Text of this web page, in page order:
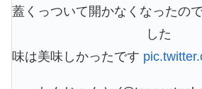
蓋くっついて開かなくなったの
した
味は美味しかったです